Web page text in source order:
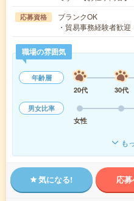
応募資格
ブランクOK
・貿易事務経験者歓
職場の雰囲気
年齢層
20代
30代
男女比率
女性
も
気になる! 応